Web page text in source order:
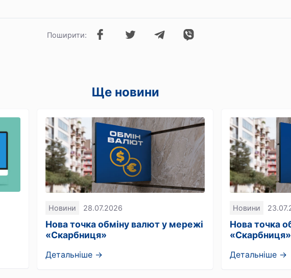
Поширити:
Ще новини
Новини 28.07.2026
Нова точка обміну валют у мережі
«Скарбниця»
Детальніше →
Новини
Нова точка
«Скарбниця»
Детальніше →